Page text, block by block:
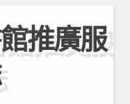
推廣服